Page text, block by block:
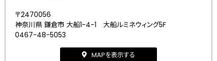
〒2470056
神奈川県 鎌倉市 大船1-4-1 大船ルミネウィング5F
0467-48-5053
MAPを表示する